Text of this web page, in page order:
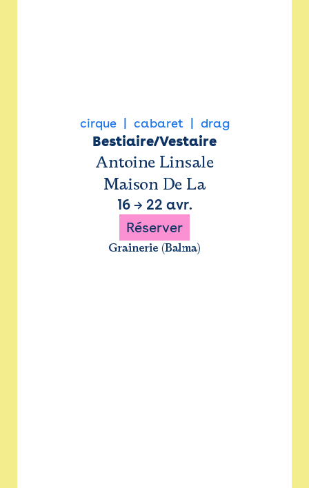
cirque cabaret drag
Bestiaire/Vestaire
Antoine Linsale
Maison De La
16→ 22 avr.
Réserver
Grainerie (Balma)